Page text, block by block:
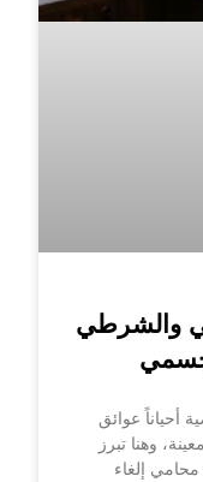
والشرطي
أحياناً عوائق
وهنا تبرز
محامي إلغاء